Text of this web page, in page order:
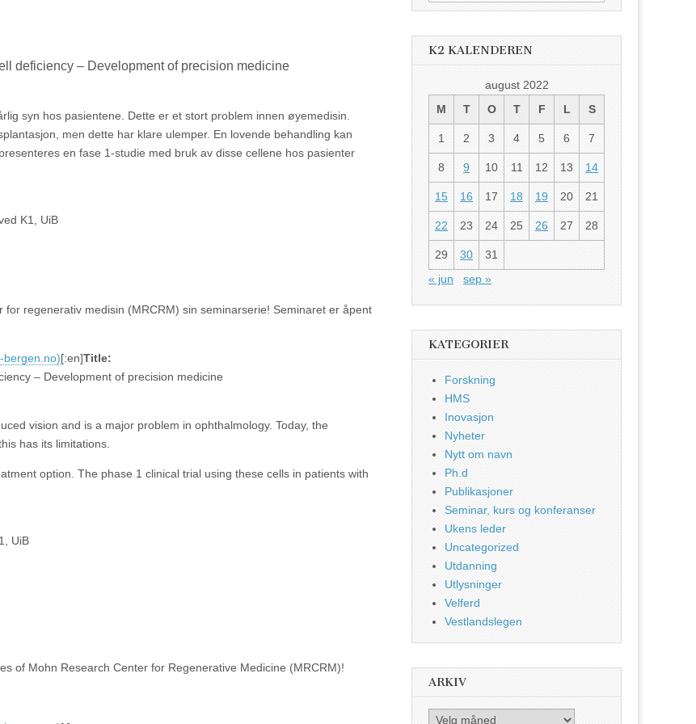
deficiency – Development of precision medicine
syn hos pasientene. Dette er et stort problem innen øyemedisin.
men dette har klare ulemper. En lovende behandling kan
en fase 1-studie med bruk av disse cellene hos pasienter
K1, UiB
regenerativ medisin (MRCRM) sin seminarserie! Seminaret er åpent
bergen.no)[:en]Title:
– Development of precision medicine
vision and is a major problem in ophthalmology. Today, the
has its limitations.
option. The phase 1 clinical trial using these cells in patients with
UiB
of Mohn Research Center for Regenerative Medicine (MRCRM)!
K2 KALENDEREN
august 2022
M
T O T F L S
1 2 3 4 5 6 7
8 9 10 11 12 13 14
15 16 17 18 19 20 21
22 23 24 25 26 27 28
29 30
31
« jun
sep »
KATEGORIER
Forskning
HMS
Inovasjon
Nyheter
Nytt om navn
Ph.d
Publikasjoner
Seminar, kurs og konferanser
Ukens leder
Uncategorized
Utdanning
Utlysninger
Velferd
Vestlandslegen
ARKIV
Arkiv